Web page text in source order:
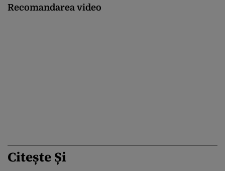
Recomandarea video
Citește Și